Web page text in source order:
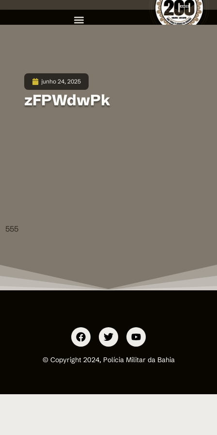
junho 24, 2025
zFPWdwPk
555
© Copyright 2024, Polícia Militar da Bahia